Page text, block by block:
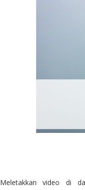
Meletakkan video di